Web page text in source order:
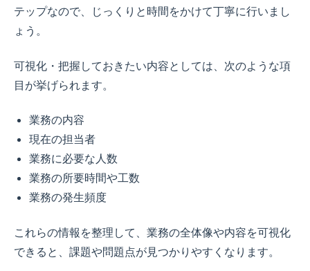
テップなので、じっくりと時間をかけて丁寧に行いまし
ょう。
可視化・把握しておきたい内容としては、次のような項
目が挙げられます。
業務の内容
現在の担当者
業務に必要な人数
業務の所要時間や工数
業務の発生頻度
これらの情報を整理して、業務の全体像や内容を可視化
できると、課題や問題点が見つかりやすくなります。